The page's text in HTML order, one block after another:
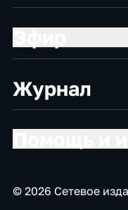
Журнал
© 2026 Сетевое